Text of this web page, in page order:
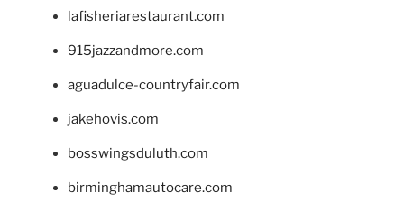
lafisheriarestaurant.com
915jazzandmore.com
aguadulce-countryfair.com
jakehovis.com
bosswingsduluth.com
birminghamautocare.com